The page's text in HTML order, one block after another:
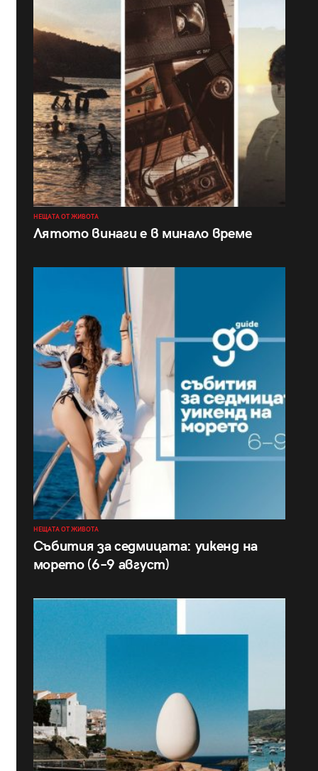
НЕЩАТА ОТ ЖИВОТА
Лятото винаги е в минало време
НЕЩАТА ОТ ЖИВОТА
Събития за седмицата: уикенд на
морето (6–9 август)